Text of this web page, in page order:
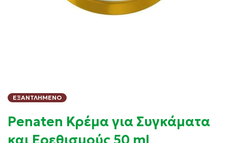
ΕΞΑΝΤΛΗΜΈΝΟ
Penaten Κρέμα για Συγκάματα